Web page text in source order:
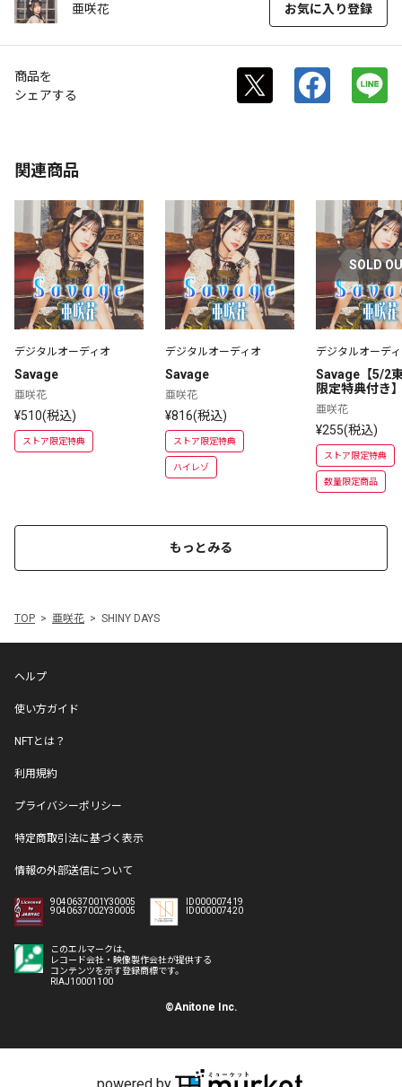
亜咲花 お気に入り登録
商品を
シェアする
関連商品
デジタルオーディオ
Savage
亜咲花
¥510(税込)
ストア限定特典
デジタルオーディオ
Savage
亜咲花
¥816(税込)
ストア限定特典
ハイレゾ
SOLD
デジタルオーデ
Savage【5/2
限定特典付き
亜咲花
¥255(税込)
ストア限定特典
数量限定商品
もっとみる
TOP 亜咲花 SHINY DAYS
ヘルプ
使い方ガイド
NFTとは？
利用規約
プライバシーポリシー
特定商取引法に基づく表示
情報の外部送信について
9040637001Y30005
9040637002Y30005
ID000007419
ID000007420
このエルマークは、
レコード会社・映像製作会社が提供する
コンテンツを示す登録商標です。
RIAJ10001100
©Anitone Inc.
powered by